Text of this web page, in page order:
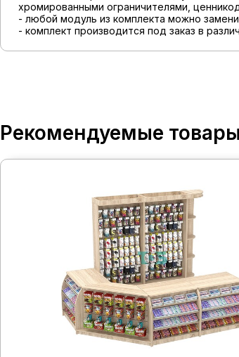
хромированными ограничителями,
- любой модуль из комплекта можно
- комплект производится под заказ в
Рекомендуемые товары